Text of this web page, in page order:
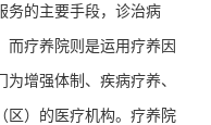
务的主要手段，诊治病
而疗养院则是运用疗养因
增强体制、疾病疗养、
区）的医疗机构。疗养院